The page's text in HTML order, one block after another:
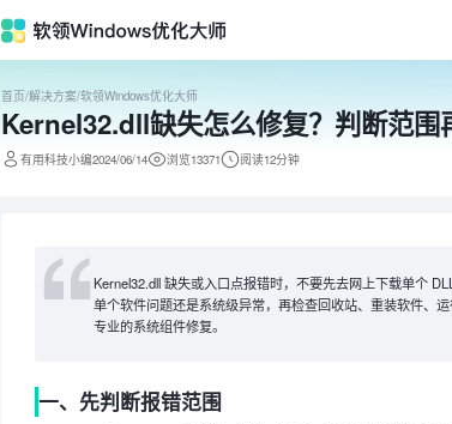
首页/解决方案/软领Windows优化大师
Kernel32.dll缺失怎么修复？判断范围
有用科技小编2024/06/14 浏览13371 阅读12分钟
Kernel32.dll 缺失或入口点报错时，不要先去网上下载单个
单个软件问题还是系统级异常，再检查回收站、重装软件、
专业的系统组件修复。
一、先判断报错范围